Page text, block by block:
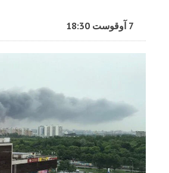
7 آوقوست 18:30